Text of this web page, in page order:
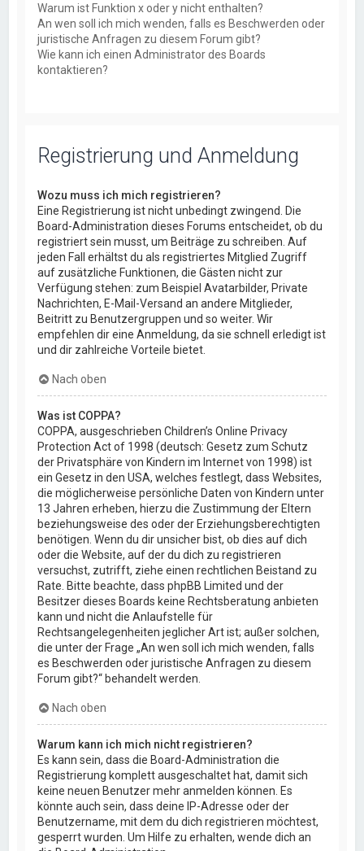
Warum ist Funktion x oder y nicht enthalten?
An wen soll ich mich wenden, falls es Beschwerden oder
juristische Anfragen zu diesem Forum gibt?
Wie kann ich einen Administrator des Boards
kontaktieren?
Registrierung und Anmeldung
Wozu muss ich mich registrieren?
Eine Registrierung ist nicht unbedingt zwingend. Die
Board-Administration dieses Forums entscheidet, ob du
registriert sein musst, um Beiträge zu schreiben. Auf
jeden Fall erhältst du als registriertes Mitglied Zugriff
auf zusätzliche Funktionen, die Gästen nicht zur
Verfügung stehen: zum Beispiel Avatarbilder, Private
Nachrichten, E-Mail-Versand an andere Mitglieder,
Beitritt zu Benutzergruppen und so weiter. Wir
empfehlen dir eine Anmeldung, da sie schnell erledigt ist
und dir zahlreiche Vorteile bietet.
Nach oben
Was ist COPPA?
COPPA, ausgeschrieben Children’s Online Privacy
Protection Act of 1998 (deutsch: Gesetz zum Schutz
der Privatsphäre von Kindern im Internet von 1998) ist
ein Gesetz in den USA, welches festlegt, dass Websites,
die möglicherweise persönliche Daten von Kindern unter
13 Jahren erheben, hierzu die Zustimmung der Eltern
beziehungsweise des oder der Erziehungsberechtigten
benötigen. Wenn du dir unsicher bist, ob dies auf dich
oder die Website, auf der du dich zu registrieren
versuchst, zutrifft, ziehe einen rechtlichen Beistand zu
Rate. Bitte beachte, dass phpBB Limited und der
Besitzer dieses Boards keine Rechtsberatung anbieten
kann und nicht die Anlaufstelle für
Rechtsangelegenheiten jeglicher Art ist; außer solchen,
die unter der Frage „An wen soll ich mich wenden, falls
es Beschwerden oder juristische Anfragen zu diesem
Forum gibt?“ behandelt werden.
Nach oben
Warum kann ich mich nicht registrieren?
Es kann sein, dass die Board-Administration die
Registrierung komplett ausgeschaltet hat, damit sich
keine neuen Benutzer mehr anmelden können. Es
könnte auch sein, dass deine IP-Adresse oder der
Benutzername, mit dem du dich registrieren möchtest,
gesperrt wurden. Um Hilfe zu erhalten, wende dich an